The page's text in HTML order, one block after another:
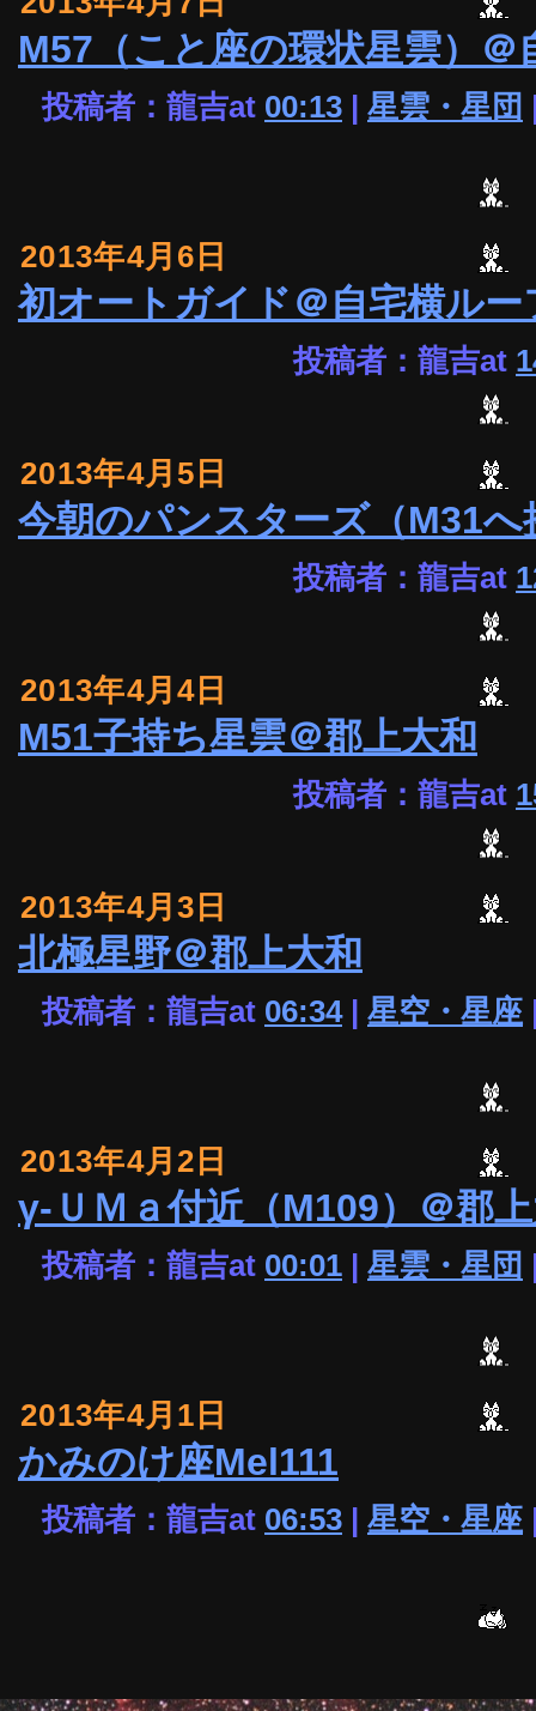
M57（こと座の環状星雲）＠
投稿者：龍吉at 00:13 | 星雲・星団
2013年4月6日
初オートガイド＠自宅横ルー
投稿者：龍吉at
2013年4月5日
今朝のパンスターズ（M31へ
投稿者：龍吉at
2013年4月4日
M51子持ち星雲＠郡上大和
投稿者：龍吉at
2013年4月3日
北極星野＠郡上大和
投稿者：龍吉at 06:34| 星空・星座
2013年4月2日
γ-ＵＭａ付近（M109）＠郡
投稿者：龍吉at 00:01 | 星雲・星団
2013年4月1日
かみのけ座Mel111
投稿者：龍吉at 06:53 | 星空・星座